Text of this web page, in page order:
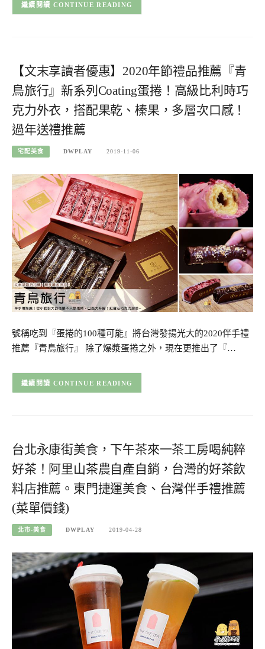
CONTINUE READING
【文末享讀者優惠】2020年節禮品推薦『青
鳥旅行』新系列Coating蛋捲！高級比利時巧
克力外衣，搭配果乾、榛果，多層次口感！
過年送禮推薦
宅配美食 DWPLAY 2019-11-06
號稱吃到『蛋捲的100種可能』將台灣發揚光大的2020伴手禮
推薦『青鳥旅行』 除了爆漿蛋捲之外，現在更推出了『…
CONTINUE READING
台北永康街美食，下午茶來一茶工房喝純粹
好茶！阿里山茶農自產自銷，台灣的好茶飲
料店推薦。東門捷運美食、台灣伴手禮推薦
(菜單價錢)
北市-美食 DWPLAY 2019-04-28